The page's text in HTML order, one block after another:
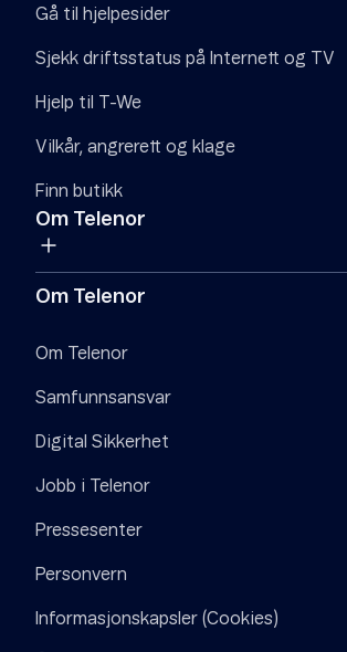
Gå til hjelpesider
Sjekk driftsstatus på Internett og TV
Hjelp til T-We
Vilkår, angrerett og klage
Finn butikk
Om Telenor
Om Telenor
Om Telenor
Samfunnsansvar
Digital Sikkerhet
Jobb i Telenor
Pressesenter
Personvern
Informasjonskapsler (Cookies)